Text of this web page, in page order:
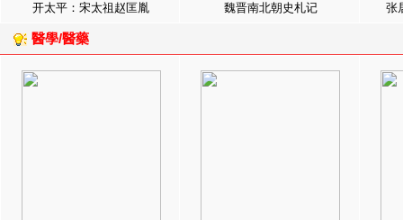
开太平：宋太祖赵匡胤 魏晋南北朝史札记 张
醫學/醫藥